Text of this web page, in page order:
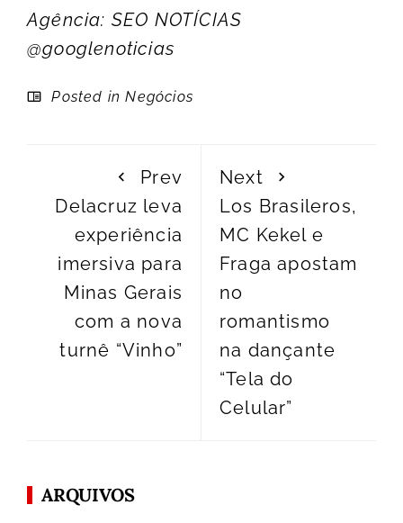
Agência: SEO NOTÍCIAS
@googlenoticias
Posted inNegócios
Prev
Delacruz leva
experiência
imersiva para
Minas Gerais
com a nova
turnê “Vinho”
Next
Los Brasileros,
MC Kekel e
Fraga apostam
no
romantismo
na dançante
“Tela do
Celular”
ARQUIVOS